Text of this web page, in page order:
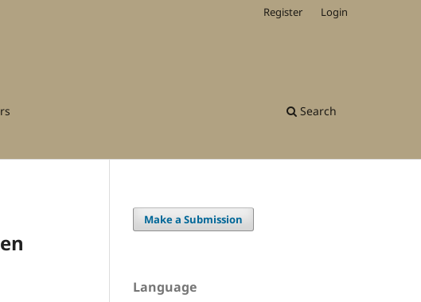
Search
Register Login
Make a Submission
Language